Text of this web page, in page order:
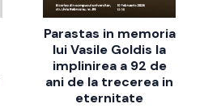
Parastas in memoria
lui Vasile Goldis la
implinirea a 92 de
ani de la trecerea in
eternitate